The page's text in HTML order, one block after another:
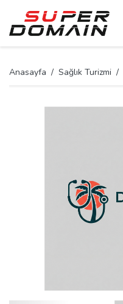
Anasayfa Sağlık Turizmi